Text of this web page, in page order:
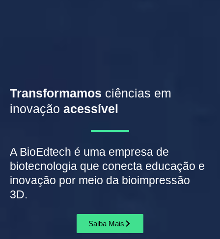
Transformamos ciências em
inovação acessível
A BioEdtech é uma empresa de
biotecnologia que conecta educação e
inovação por meio da bioimpressão
3D.
Saiba Mais